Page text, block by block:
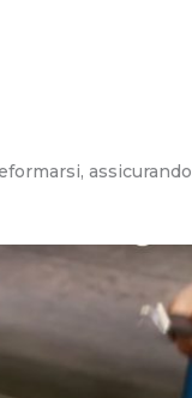
assicurando